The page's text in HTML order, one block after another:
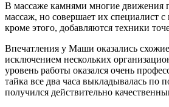
В массаже камнями многие движения
массаж, но совершает их специалист
кроме этого, добавляются техники
Впечатления у Маши оказались
исключением нескольких
уровень работы оказался очень
тайка все два часа выкладывалась по
получился действительно